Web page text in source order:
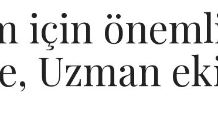
için
Uzman